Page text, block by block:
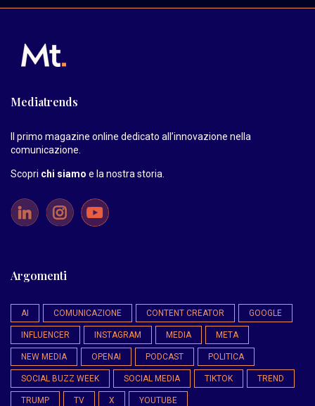
Mediatrends
Il primo magazine online dedicato all’innovazione nella
comunicazione.
Scopri chi siamo e la nostra storia
Argomenti
AI COMUNICAZIONE CONTENT CREATOR GOOGLE
INFLUENCER INSTAGRAM MEDIA META
NEW MEDIA OPENAI PODCAST POLITICA
SOCIAL BUZZ WEEK SOCIAL MEDIA TIKTOK TREND
TRUMP TV X YOUTUBE